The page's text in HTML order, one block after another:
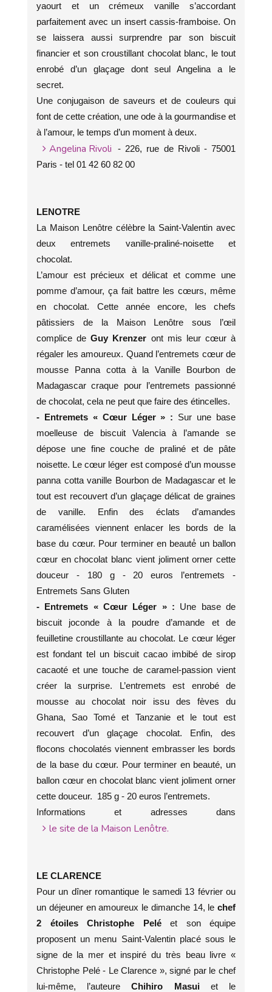
yaourt et un crémeux vanille s’accordant
parfaitement avec un insert cassis-framboise. On
se laissera aussi surprendre par son biscuit
financier et son croustillant chocolat blanc, le tout
enrobé d’un glaçage dont seul Angelina a le
secret.
Une conjugaison de saveurs et de couleurs qui
font de cette création, une ode à la gourmandise et
à l’amour, le temps d’un moment à deux.
Angelina Rivoli
- 226, rue de Rivoli - 75001
Paris - tel 01 42 60 82 00
LENOTRE
La Maison Lenôtre célèbre la Saint-Valentin avec
deux entremets vanille-praliné-noisette et
chocolat.
L’amour est précieux et délicat et comme une
pomme d’amour, ça fait battre les cœurs, même
en chocolat. Cette année encore, les chefs
pâtissiers de la Maison Lenôtre sous l’œil
complice deGuy Krenzer ont mis leur cœur à
régaler les amoureux. Quand l’entremets cœur de
mousse Panna cotta à la Vanille Bourbon de
Madagascar craque pour l’entremets passionné
de chocolat, cela ne peut que faire des étincelles.
- Entremets « Cœur Léger » : Sur une base
moelleuse de biscuit Valencia à l’amande se
dépose une fine couche de praliné et de pâte
noisette. Le cœur léger est composé d’un mousse
panna cotta vanille Bourbon de Madagascar et le
tout est recouvert d’un glaçage délicat de graines
de vanille. Enfin des éclats d’amandes
caramélisées viennent enlacer les bords de la
base du cœur. Pour terminer en beauté́ un ballon
cœur en chocolat blanc vient joliment orner cette
douceur - 180 g - 20 euros l’entremets -
Entremets Sans Gluten
- Entremets « Cœur Léger » : Une base de
biscuit joconde à la poudre d’amande et de
feuilletine croustillante au chocolat. Le cœur léger
est fondant tel un biscuit cacao imbibé de sirop
cacaoté et une touche de caramel-passion vient
créer la surprise. L’entremets est enrobé de
mousse au chocolat noir issu des fèves du
Ghana, Sao Tomé et Tanzanie et le tout est
recouvert d’un glaçage chocolat. Enfin, des
flocons chocolatés viennent embrasser les bords
de la base du cœur. Pour terminer en beauté, un
ballon cœur en chocolat blanc vient joliment orner
cette douceur. 185 g - 20 euros l’entremets.
Informations et adresses dans
le site de la Maison Lenôtre.
LE CLARENCE
Pour un dîner romantique le samedi 13 février ou
un déjeuner en amoureux le dimanche 14, le chef
2 étoiles Christophe Pelé et son équipe
proposent un menu Saint-Valentin placé sous le
signe de la mer et inspiré du très beau livre «
Christophe Pelé - Le Clarence », signé par le chef
lui-même, l’auteure Chihiro Masui et le